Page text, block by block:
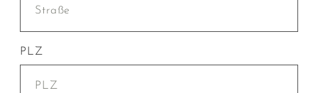
PLZ